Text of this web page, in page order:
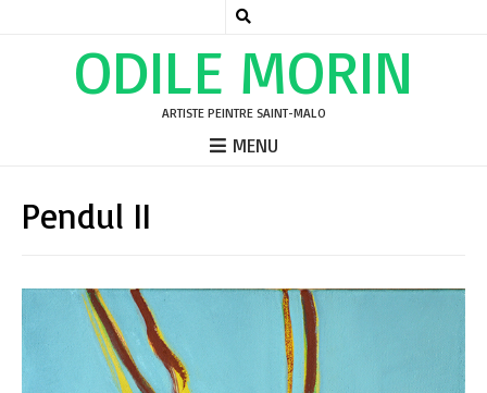
ODILE MORIN
ARTISTE PEINTRE SAINT-MALO
MENU
Pendul II